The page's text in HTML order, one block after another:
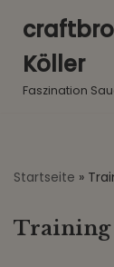
Inhalt
springen
Köller
Faszination
Startseite »
Training